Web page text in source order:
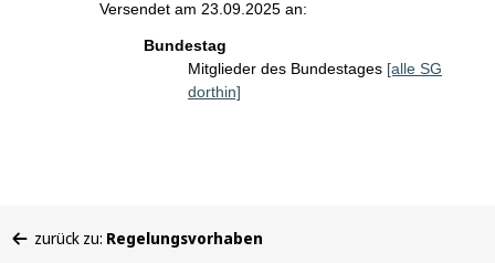
Versendet am 23.09.2025 an:
Bundestag
Mitglieder des Bundestages [alle SG
dorthin]
befinden
zurück zu: Regelungsvorhaben